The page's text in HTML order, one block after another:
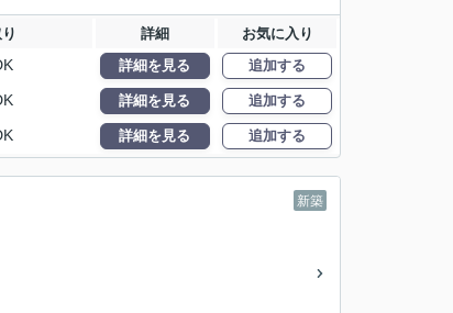
詳細 お気に入り
詳細を見る 追加する
詳細を見る 追加する
詳細を見る 追加する
新築